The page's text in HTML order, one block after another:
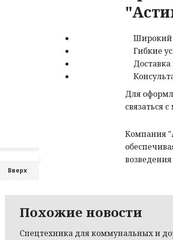
Вверх
Широкий
Гибкие
Для
связаться
Компания
Похожие новости
Спецтехника для коммунальных и